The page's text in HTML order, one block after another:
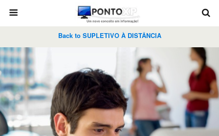
Back to SUPLETIVO À DISTÂNCIA